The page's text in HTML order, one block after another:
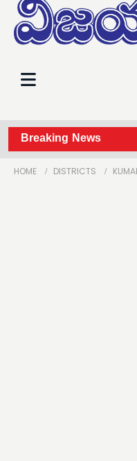
Breaking News
వారీగా సమస్యలపై ఆరా
HOME DISTRICTS